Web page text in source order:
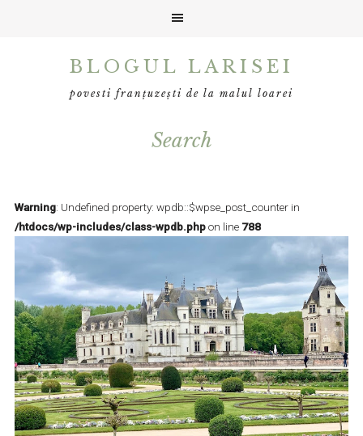
BLOGUL LARISEI
povesti franțuzești de la malul loarei
Search
Warning: Undefined property: wpdb::$wpse_post_counter in
/htdocs/wp-includes/class-wpdb.phpon line 788